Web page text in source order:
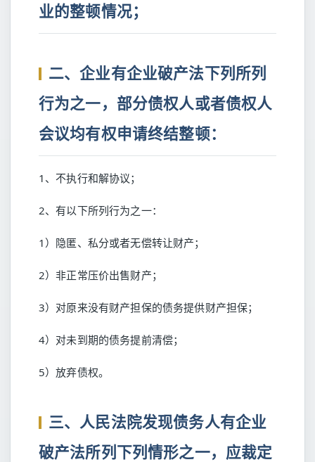
业的整顿情况；
二、企业有企业破产法下列所列
行为之一，部分债权人或者债权人
会议均有权申请终结整顿：
1、不执行和解协议；
2、有以下所列行为之一：
1）隐匿、私分或者无偿转让财产；
2）非正常压价出售财产；
3）对原来没有财产担保的债务提供财产担保；
4）对未到期的债务提前清偿；
5）放弃债权。
三、人民法院发现债务人有企业
破产法所列下列情形之一，应裁定